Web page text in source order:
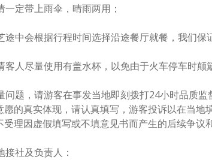
定带上雨伞，晴雨两用；
途中会根据行程时间选择沿途餐厅就餐，我们保
客人尽量使用有盖水杯，以免由于火车停车时颠
问题，请游客在事发当地即刻拨打24小时品质
愿的真实体现，请认真填写，游客投诉以在当
理因虚假填写或不填意见书而产生的后续争议
社及负责人：